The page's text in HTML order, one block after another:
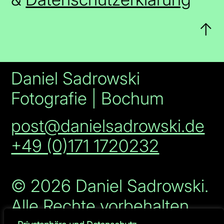
↑
Daniel Sadrowski
Fotografie | Bochum
post@danielsadrowski.de
+49 (0)171 1720232
© 2026 Daniel Sadrowski.
Alle Rechte vorbehalten.